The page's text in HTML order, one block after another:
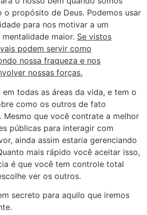
o propósito de Deus. Podemos usar
para nos motivar a um
maior. Se vistos
podem servir como
nossa fraqueza e nos
nossas forças.
em todas as áreas da vida, e tem o
como os outros de fato
Mesmo que você contrate a melhor
públicas para interagir com
ainda assim estaria gerenciando
mais rápido você aceitar isso,
é que você tem controle total
ver os outros.
secreto para aquilo que iremos